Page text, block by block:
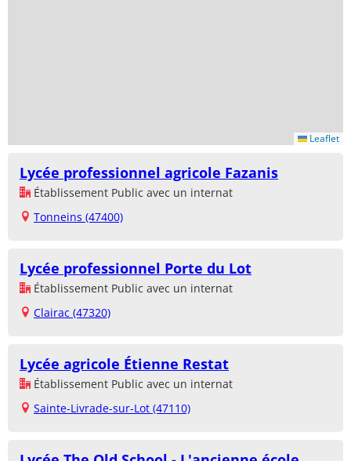
Leaflet
Lycée professionnel agricole Fazanis
Établissement Public avec un internat
Tonneins (47400)
Lycée professionnel Porte du Lot
Établissement Public avec un internat
Clairac (47320)
Lycée agricole Étienne Restat
Établissement Public avec un internat
Sainte-Livrade-sur-Lot (47110)